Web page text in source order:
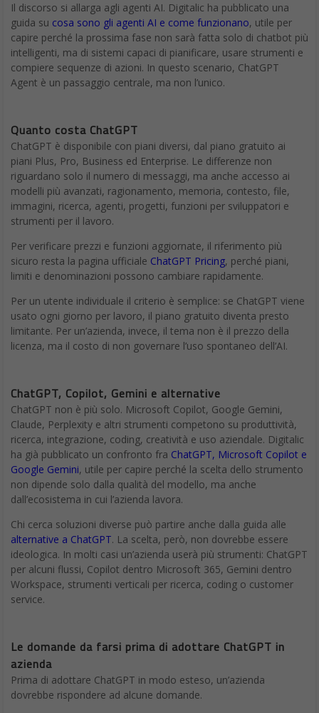
Il discorso si allarga agli agenti AI. Digitalic ha pubblicato una
guida su cosa sono gli agenti AI e come funzionano, utile per
capire perché la prossima fase non sarà fatta solo di chatbot più
intelligenti, ma di sistemi capaci di pianificare, usare strumenti e
compiere sequenze di azioni. In questo scenario, ChatGPT
Agent è un passaggio centrale, ma non l’unico.
Quanto costa ChatGPT
ChatGPT è disponibile con piani diversi, dal piano gratuito ai
piani Plus, Pro, Business ed Enterprise. Le differenze non
riguardano solo il numero di messaggi, ma anche accesso ai
modelli più avanzati, ragionamento, memoria, contesto, file,
immagini, ricerca, agenti, progetti, funzioni per sviluppatori e
strumenti per il lavoro.
Per verificare prezzi e funzioni aggiornate, il riferimento più
sicuro resta la pagina ufficiale ChatGPT Pricing, perché piani,
limiti e denominazioni possono cambiare rapidamente.
Per un utente individuale il criterio è semplice: se ChatGPT viene
usato ogni giorno per lavoro, il piano gratuito diventa presto
limitante. Per un’azienda, invece, il tema non è il prezzo della
licenza, ma il costo di non governare l’uso spontaneo dell’AI.
ChatGPT, Copilot, Gemini e alternative
ChatGPT non è più solo. Microsoft Copilot, Google Gemini,
Claude, Perplexity e altri strumenti competono su produttività,
ricerca, integrazione, coding, creatività e uso aziendale. Digitalic
ha già pubblicato un confronto fra ChatGPT, Microsoft Copilot e
Google Gemini, utile per capire perché la scelta dello strumento
non dipende solo dalla qualità del modello, ma anche
dall’ecosistema in cui l’azienda lavora.
Chi cerca soluzioni diverse può partire anche dalla guida alle
alternative a ChatGPT. La scelta, però, non dovrebbe essere
ideologica. In molti casi un’azienda userà più strumenti: ChatGPT
per alcuni flussi, Copilot dentro Microsoft 365, Gemini dentro
Workspace, strumenti verticali per ricerca, coding o customer
service.
Le domande da farsi prima di adottare ChatGPT in
azienda
Prima di adottare ChatGPT in modo esteso, un’azienda
dovrebbe rispondere ad alcune domande.